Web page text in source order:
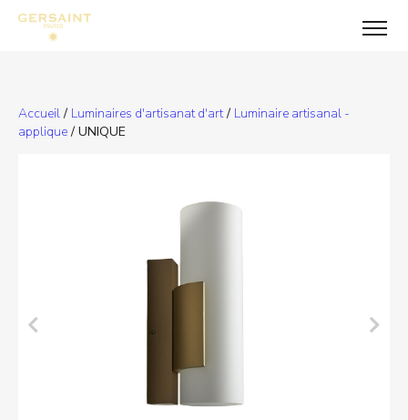
Accueil/ Luminaires d'artisanat d'art/ Luminaire artisanal -
applique/ UNIQUE